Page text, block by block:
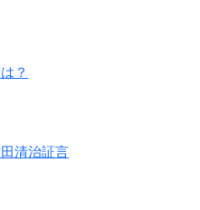
ントンで開かれた
頼
？
清治証言